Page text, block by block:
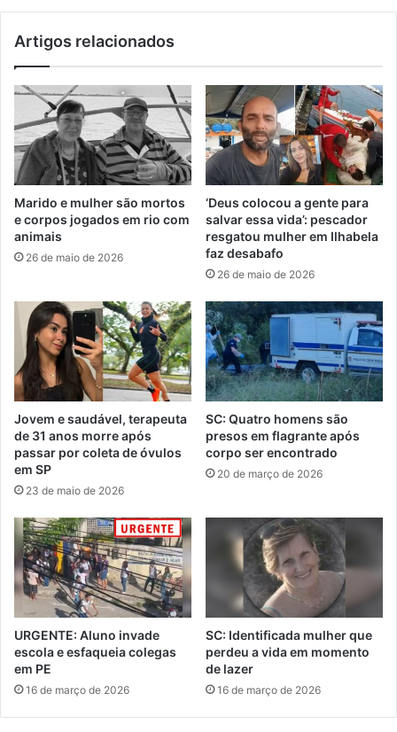
Artigos relacionados
Marido e mulher são mortos
e corpos jogados em rio com
animais
26 de maio de 2026
‘Deus colocou a gente para
salvar essa vida’: pescador
resgatou mulher em Ilhabela
faz desabafo
26 de maio de 2026
Jovem e saudável, terapeuta
de 31 anos morre após
passar por coleta de óvulos
em SP
23 de maio de 2026
SC: Quatro homens são
presos em flagrante após
corpo ser encontrado
20 de março de 2026
URGENTE: Aluno invade
escola e esfaqueia colegas
em PE
16 de março de 2026
SC: Identificada mulher que
perdeu a vida em momento
de lazer
16 de março de 2026